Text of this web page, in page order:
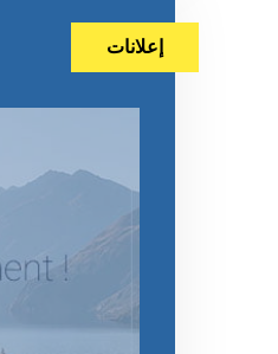
إعلانات